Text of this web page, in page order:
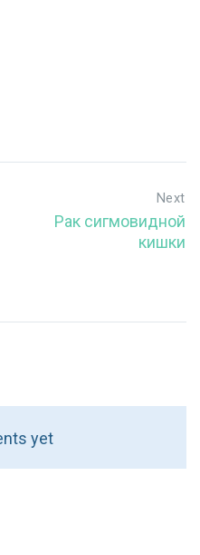
Next
Рак сигмовидной
кишки
yet